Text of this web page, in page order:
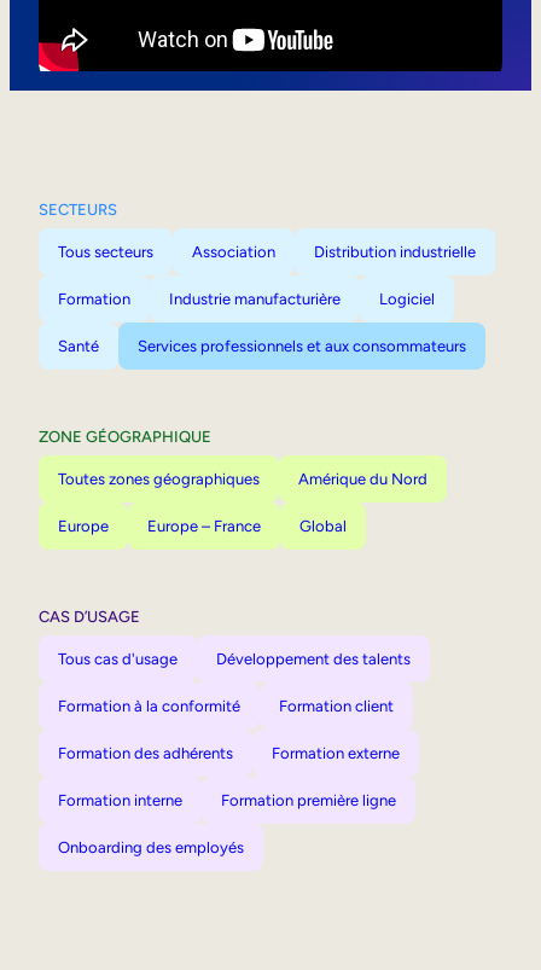
SECTEURS
Tous secteurs Association Distribution industrielle
Formation Industrie manufacturière Logiciel
Santé Services professionnels et aux consommateurs
ZONE GÉOGRAPHIQUE
Toutes zones géographiques Amérique du Nord
Europe Europe – France Global
CAS D’USAGE
Tous cas d'usage Développement des talents
Formation à la conformité Formation client
Formation des adhérents Formation externe
Formation interne Formation première ligne
Onboarding des employés